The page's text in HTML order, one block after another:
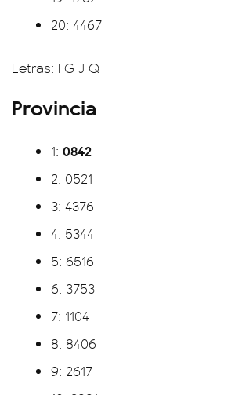
20: 4467
Letras: I G J Q
Provincia
1: 0842
2: 0521
3: 4376
4: 5344
5: 6516
6: 3753
7: 1104
8: 8406
9: 2617